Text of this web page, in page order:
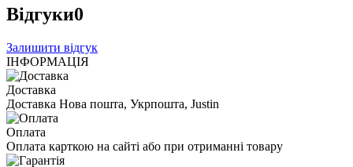
Відгуки0
Залишити відгук
ІНФОРМАЦІЯ
Доставка
Доставка Нова пошта, Укрпошта, Justin
Оплата
Оплата карткою на сайті або при отриманні товару